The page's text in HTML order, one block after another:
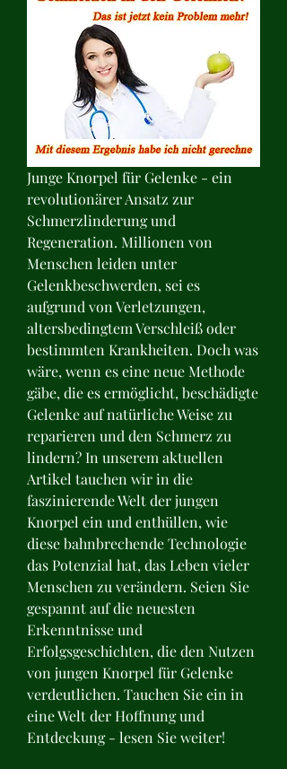
Junge Knorpel für Gelenke - ein
revolutionärer Ansatz zur
Schmerzlinderung und
Regeneration. Millionen von
Menschen leiden unter
Gelenkbeschwerden, sei es
aufgrund von Verletzungen,
altersbedingtem Verschleiß oder
bestimmten Krankheiten. Doch was
wäre, wenn es eine neue Methode
gäbe, die es ermöglicht, beschädigte
Gelenke auf natürliche Weise zu
reparieren und den Schmerz zu
lindern? In unserem aktuellen
Artikel tauchen wir in die
faszinierende Welt der jungen
Knorpel ein und enthüllen, wie
diese bahnbrechende Technologie
das Potenzial hat, das Leben vieler
Menschen zu verändern. Seien Sie
gespannt auf die neuesten
Erkenntnisse und
Erfolgsgeschichten, die den Nutzen
von jungen Knorpel für Gelenke
verdeutlichen. Tauchen Sie ein in
eine Welt der Hoffnung und
Entdeckung - lesen Sie weiter!